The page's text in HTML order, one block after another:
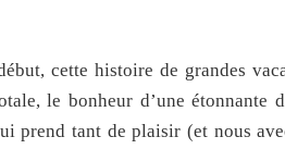
cette histoire de grandes
le bonheur d’une étonnante
prend tant de plaisir (et nous